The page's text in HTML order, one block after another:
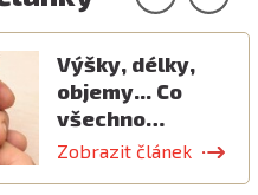
Výšky, délky,
objemy... Co
všechno…
Zobrazit článek